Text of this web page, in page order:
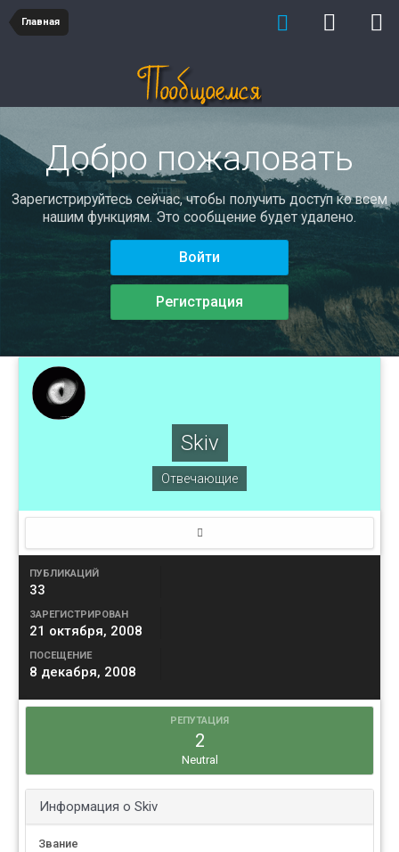
Главная
Добро пожаловать
Зарегистрируйтесь сейчас, чтобы получить доступ ко всем
нашим функциям. Это сообщение будет удалено.
Войти
Регистрация
Skiv
Отвечающие
ПУБЛИКАЦИЙ
33
ЗАРЕГИСТРИРОВАН
21 октября, 2008
ПОСЕЩЕНИЕ
8 декабря, 2008
РЕПУТАЦИЯ
2
Neutral
Информация о Skiv
Звание